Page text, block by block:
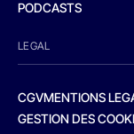
PODCASTS
LEGAL
CGVMENTIONS
GESTION DES